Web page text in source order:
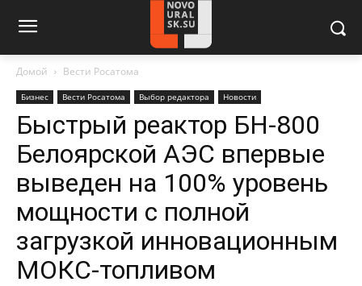
Домой Вести Росатома
Бизнес Вести Росатома Выбор редактора Новости
Быстрый реактор БН-800
Белоярской АЭС впервые
выведен на 100% уровень
мощности с полной
загрузкой инновационным
МОКС-топливом